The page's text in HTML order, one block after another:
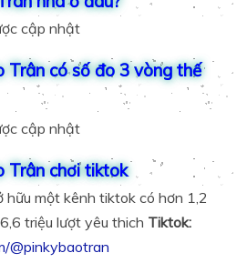
cập nhật
Trân có số đo 3 vòng thế
cập nhật
Trân chơi tiktok
hữu một kênh tiktok có hơn 1,2
triệu lượt yêu thich Tiktok:
@pinkybaotran